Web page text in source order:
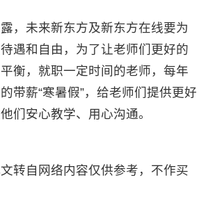
未来新东方及新东方在线要为
遇和自由，为了让老师们更好的
衡，就职一定时间的老师，每年
带薪“寒暑假”，给老师们提供更好
们安心教学、用心沟通。
自网络内容仅供参考，不作买